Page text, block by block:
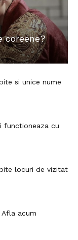
coreene?
si unice nume
functioneaza cu
locuri de vizitat
Afla acum